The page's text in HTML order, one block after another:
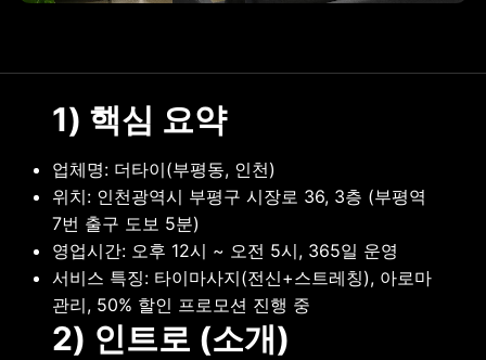
1) 핵심 요약
업체명: 더타이(부평동, 인천)
위치: 인천광역시 부평구 시장로 36, 3층 (부평역
7번 출구 도보 5분)
영업시간: 오후 12시 ~ 오전 5시, 365일 운영
서비스 특징: 타이마사지(전신+스트레칭), 아로마
관리, 50% 할인 프로모션 진행 중
2) 인트로 (소개)